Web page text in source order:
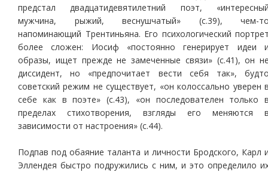
предстал двадцатидевятилетний поэт,
мужчина, рыжий, веснушчатый» (с.39), чем-
напоминающий Трентиньяна. Его психологический
более сложен: Иосиф «постоянно генерирует идеи
образы, ищет прежде не замеченные связи» (с.41), он
диссидент, но «предпочитает вести себя так»,
советский режим не существует, «он колоссально уверен
себе как в поэте» (с.43), «он последователен только
пределах стихотворения, взгляды его меняются
зависимости от настроения» (с.44).
Подпав под обаяние таланта и личности Бродского, Карл
Эллендея быстро подружились с ним, и это определило